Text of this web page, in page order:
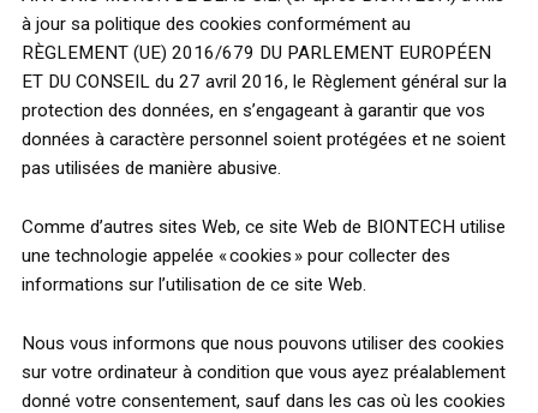
à jour sa politique des cookies conformément au
RÈGLEMENT (UE) 2016/679 DU PARLEMENT EUROPÉEN
ET DU CONSEIL du 27 avril 2016, le Règlement général sur la
protection des données, en s’engageant à garantir que vos
données à caractère personnel soient protégées et ne soient
pas utilisées de manière abusive.
Comme d’autres sites Web, ce site Web de BIONTECH utilise
une technologie appelée « cookies » pour collecter des
informations sur l’utilisation de ce site Web.
Nous vous informons que nous pouvons utiliser des cookies
sur votre ordinateur à condition que vous ayez préalablement
donné votre consentement, sauf dans les cas où les cookies